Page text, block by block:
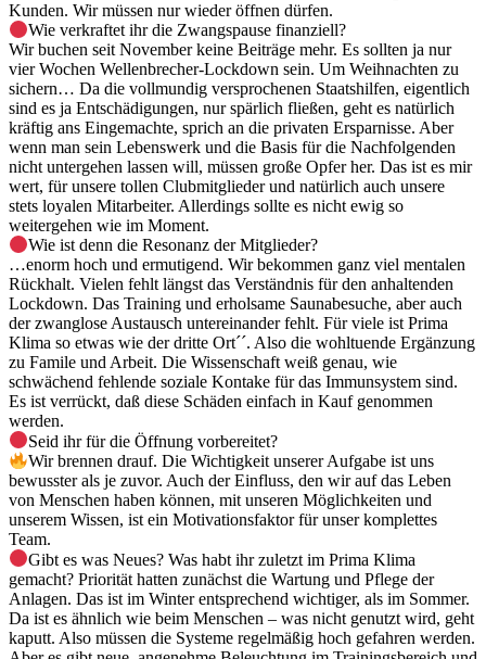
Kunden. Wir müssen nur wieder öffnen dürfen.
Wie verkraftet ihr die Zwangspause finanziell?
Wir buchen seit November keine Beiträge mehr. Es sollten ja nur
vier Wochen Wellenbrecher-Lockdown sein. Um Weihnachten zu
sichern… Da die vollmundig versprochenen Staatshilfen, eigentlich
sind es ja Entschädigungen, nur spärlich fließen, geht es natürlich
kräftig ans Eingemachte, sprich an die privaten Ersparnisse. Aber
wenn man sein Lebenswerk und die Basis für die Nachfolgenden
nicht untergehen lassen will, müssen große Opfer her. Das ist es mir
wert, für unsere tollen Clubmitglieder und natürlich auch unsere
stets loyalen Mitarbeiter. Allerdings sollte es nicht ewig so
weitergehen wie im Moment.
Wie ist denn die Resonanz der Mitglieder?
…enorm hoch und ermutigend. Wir bekommen ganz viel mentalen
Rückhalt. Vielen fehlt längst das Verständnis für den anhaltenden
Lockdown. Das Training und erholsame Saunabesuche, aber auch
der zwanglose Austausch untereinander fehlt. Für viele ist Prima
Klima so etwas wie der dritte Ort´´. Also die wohltuende Ergänzung
zu Famile und Arbeit. Die Wissenschaft weiß genau, wie
schwächend fehlende soziale Kontake für das Immunsystem sind.
Es ist verrückt, daß diese Schäden einfach in Kauf genommen
werden.
Seid ihr für die Öffnung vorbereitet?
Wir brennen drauf. Die Wichtigkeit unserer Aufgabe ist uns
bewusster als je zuvor. Auch der Einfluss, den wir auf das Leben
von Menschen haben können, mit unseren Möglichkeiten und
unserem Wissen, ist ein Motivationsfaktor für unser komplettes
Team.
Gibt es was Neues? Was habt ihr zuletzt im Prima Klima
gemacht? Priorität hatten zunächst die Wartung und Pflege der
Anlagen. Das ist im Winter entsprechend wichtiger, als im Sommer.
Da ist es ähnlich wie beim Menschen – was nicht genutzt wird, geht
kaputt. Also müssen die Systeme regelmäßig hoch gefahren werden.